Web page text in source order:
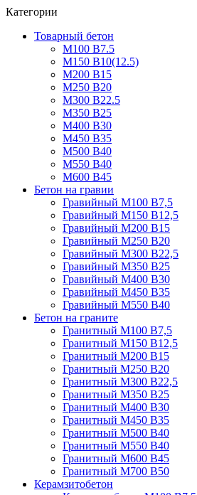
Категории
Товарный бетон
М100 В7.5
М150 В10(12.5)
М200 В15
М250 В20
М300 В22.5
М350 В25
М400 В30
М450 В35
М500 В40
М550 В40
М600 В45
Бетон на гравии
Гравийный М100 В7,5
Гравийный М150 В12,5
Гравийный М200 В15
Гравийный М250 В20
Гравийный М300 В22,5
Гравийный М350 В25
Гравийный М400 В30
Гравийный М450 В35
Гравийный М550 В40
Бетон на граните
Гранитный М100 В7,5
Гранитный М150 В12,5
Гранитный М200 В15
Гранитный М250 В20
Гранитный М300 В22,5
Гранитный М350 В25
Гранитный М400 В30
Гранитный М450 В35
Гранитный М500 В40
Гранитный М550 В40
Гранитный М600 В45
Гранитный М700 В50
Керамзитобетон